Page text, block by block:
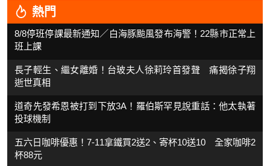
熱門
8/8停班停課最新通知／白海豚颱風發布海警！22縣市正常上
班上課
長子輕生、繼女離婚！台玻夫人徐莉玲首發聲 痛揭徐子翔
逝世真相
道奇先發希恩被打到下放3A！羅伯斯罕見說重話：他太執著
投球機制
五六日咖啡優惠！7-11拿鐵買2送2、寄杯10送10 全家咖啡2
杯88元